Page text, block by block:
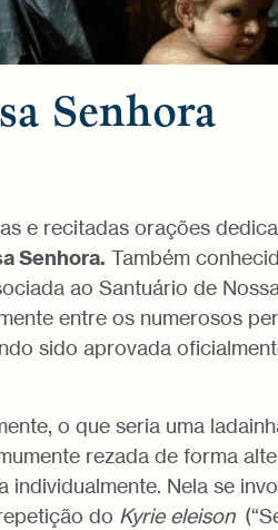
Senhora
e recitadas orações
Senhora. Também
ao Santuário de
entre os numerosos
sido aprovada
o que seria uma
rezada de forma
Nela se
do Kyrie eleison